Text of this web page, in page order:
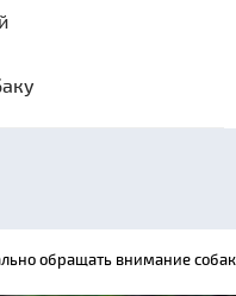
обращать внимание собак